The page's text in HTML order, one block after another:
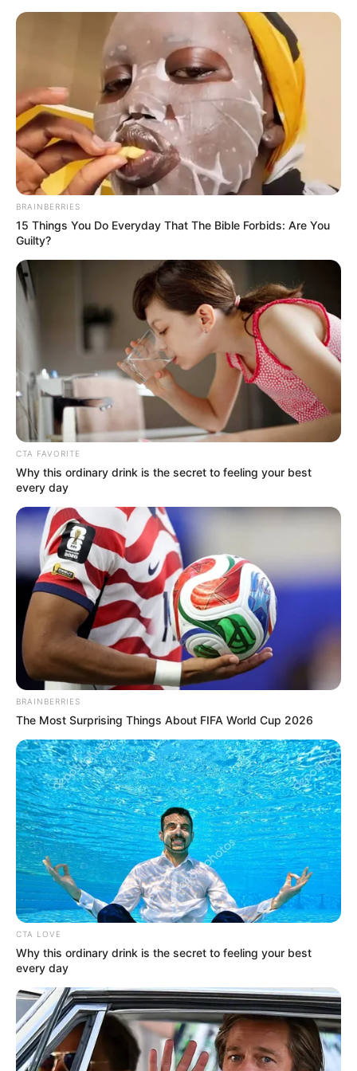
KPOP
Yeri Red Velvet Menyanyikan
BRAINBERRIES
15 Things You Do Everyday That The Bible Forbids: Are You
Guilty?
CTA FAVORITE
Why this ordinary drink is the secret to feeling your best
every day
BRAINBERRIES
The Most Surprising Things About FIFA World Cup 2026
CTA LOVE
Why this ordinary drink is the secret to feeling your best
every day